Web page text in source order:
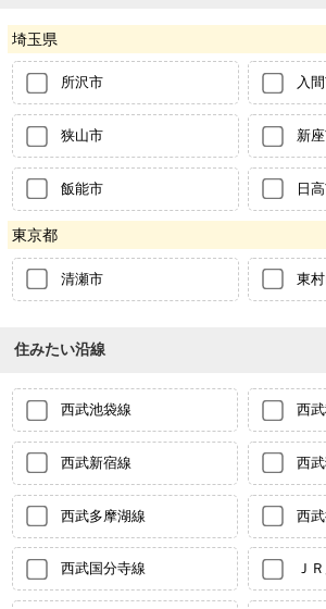
埼玉県
所沢市 入
狭山市 新
飯能市 日
東京都
清瀬市 東
住みたい沿線
西武池袋線 西
西武新宿線 西
西武多摩湖線 西
西武国分寺線 Ｊ